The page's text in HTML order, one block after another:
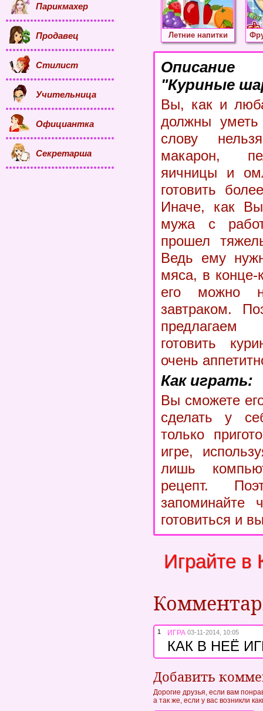
Летние напитки
"Куриные
Вы, как и
должны уметь
слову
макарон,
яичницы и
готовить
Иначе, как Вы
мужа с
прошел
Ведь ему
мяса, в конце-
его можно
завтраком.
готовить
очень
Как играть:
Вы сможете
сделать у
только
игре,
лишь
рецепт.
запоминайте
готовиться и
Играйте в
1 ИГРА 03-11-2014, 10:05
КАК В НЕЁ
Добавить
Дорогие друзья, если вам
а так же, если у вас возникли
Парикмахер
Продавец
Стилист
Учительница
Официантка
Секретарша